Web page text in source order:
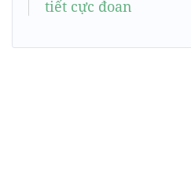
tiết cực đoan